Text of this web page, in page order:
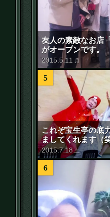
友人の素敵なお店
がオープンです。
2015 5.11 月
5
これぞ宝生亭の底
ましてくれます（
2015.7.18 土
6